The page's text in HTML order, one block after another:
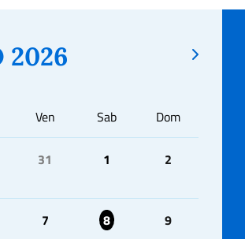
2026
Ven Sab Dom
31 1 2
7 8 9